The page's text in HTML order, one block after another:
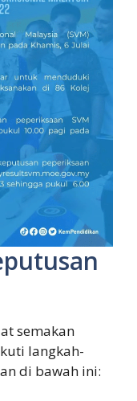
semakan
langkah-
di bawah ini: